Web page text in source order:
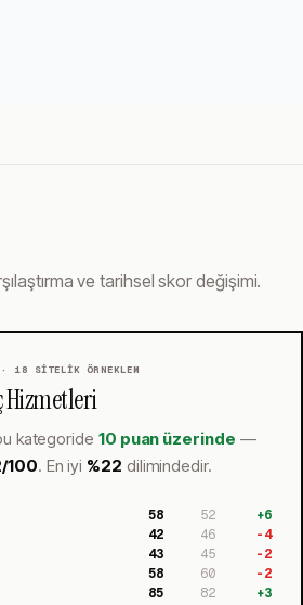
ve tarihsel skor değişimi.
· 18 SITELIK ÖRNEKLEM
Hizmetleri
kategoride 10 puan üzerinde —
/100. En iyi %22 dilimindedir.
58 52 +6
42 46
-4
43 45
-2
58 60
-2
85 82 +3